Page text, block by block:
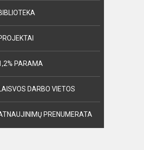
PARAMA
DARBO VIETOS
PRENUMERATA